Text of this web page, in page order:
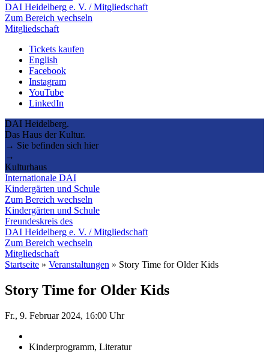
DAI Heidelberg e. V. / Mitgliedschaft
Zum Bereich wechseln
Mitgliedschaft
Tickets kaufen
English
Facebook
Instagram
YouTube
LinkedIn
DAI Heidelberg.
Das Haus der Kultur.
→ Sie befinden sich hier
→
Kulturhaus
Internationale DAI
Kindergärten und Schule
Zum Bereich wechseln
Kindergärten und Schule
Freundeskreis des
DAI Heidelberg e. V. / Mitgliedschaft
Zum Bereich wechseln
Mitgliedschaft
Startseite » Veranstaltungen » Story Time for Older Kids
Story Time for Older Kids
Fr., 9. Februar 2024, 16:00 Uhr
Kinderprogramm, Literatur